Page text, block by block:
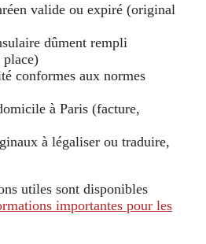
valide ou expiré (original
dûment rempli
conformes aux normes
à Paris (facture,
à légaliser ou traduire,
utiles sont disponibles
importantes pour les